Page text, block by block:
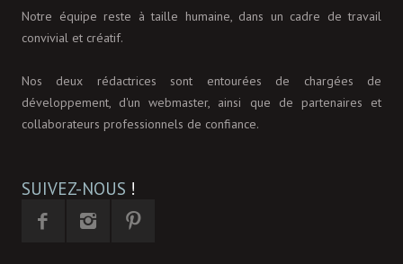
Notre équipe reste à taille humaine, dans un cadre de travail
convivial et créatif.
Nos deux rédactrices sont entourées de chargées de
développement, d'un webmaster, ainsi que de partenaires et
collaborateurs professionnels de confiance.
SUIVEZ-NOUS !